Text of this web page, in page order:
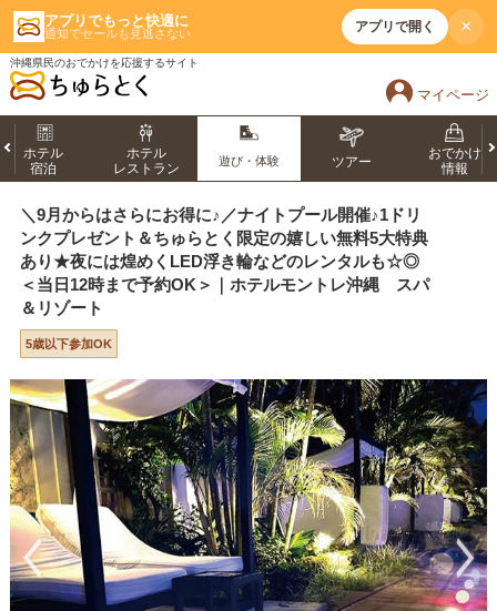
アプリでもっと快適に
通知でセールも見逃さない アプリで開く ×
沖縄県民のおでかけを応援するサイト
マイページ
ホテル
宿泊
ホテル
レストラン
遊び・体験 ツアー
おでかけ
情報
＼9月からはさらにお得に♪／ナイトプール開催♪1ドリ
ンクプレゼント＆ちゅらとく限定の嬉しい無料5大特典
あり★夜には煌めくLED浮き輪などのレンタルも☆◎
＜当日12時まで予約OK＞｜ホテルモントレ沖縄 スパ
＆リゾート
5歳以下参加OK